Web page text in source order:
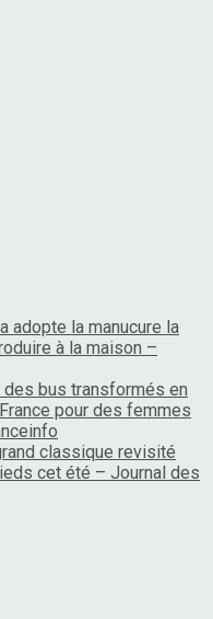
adopte la manucure la
à la maison –
des bus transformés en
pour des femmes
classique revisité
cet été – Journal des